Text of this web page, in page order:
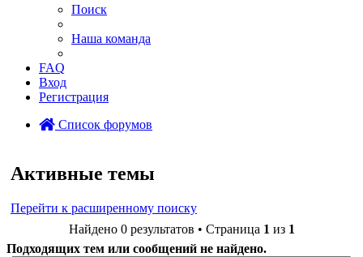
Поиск
Наша команда
FAQ
Вход
Регистрация
Список форумов
Активные темы
Перейти к расширенному поиску
Найдено 0 результатов • Страница 1 из 1
Подходящих тем или сообщений не найдено.